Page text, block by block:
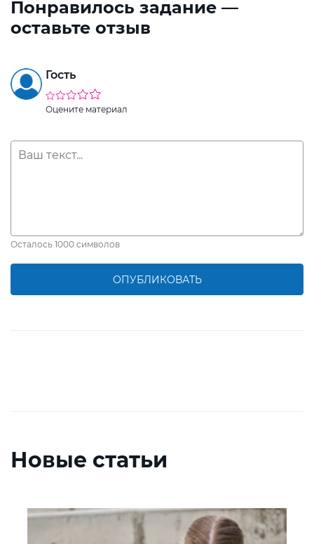
Понравилось задание —
оставьте отзыв
Гость
Оцените материал
Осталось 1000 символов
ОПУБЛИКОВАТЬ
Новые статьи